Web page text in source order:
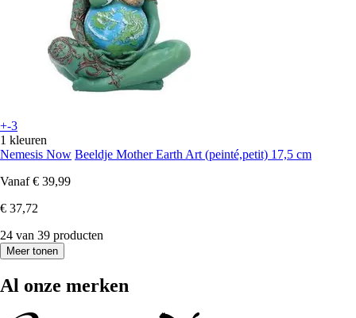
+-3
1 kleuren
Nemesis Now Beeldje Mother Earth Art (peinté,petit) 17,5 cm
Vanaf € 39,99
€ 37,72
24 van 39 producten
Meer tonen
Al onze merken